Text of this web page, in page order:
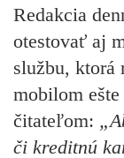
Redakcia
otestovať aj
službu, ktorá
mobilom
čitateľom:
či kreditnú